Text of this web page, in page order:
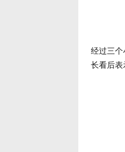
经过三个
长看后表